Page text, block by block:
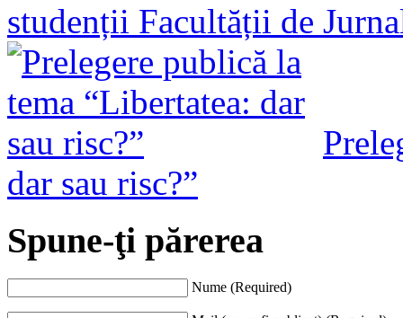
studenții Facultății de
dar sau risc?”
Spune-ţi părerea
Nume (Required)